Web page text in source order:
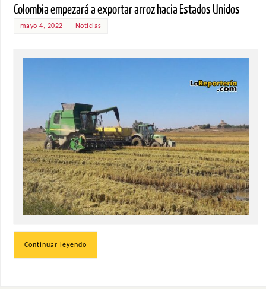
Colombia empezará a exportar arroz hacia Estados Unidos
mayo 4, 2022 Noticias
Continuar leyendo